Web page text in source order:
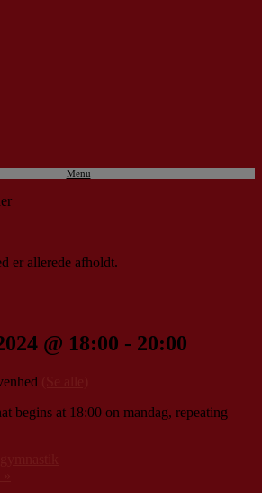
Menu
er allerede afholdt.
@ 18:00 - 20:00
begins at 18:00 on mandag, repeating